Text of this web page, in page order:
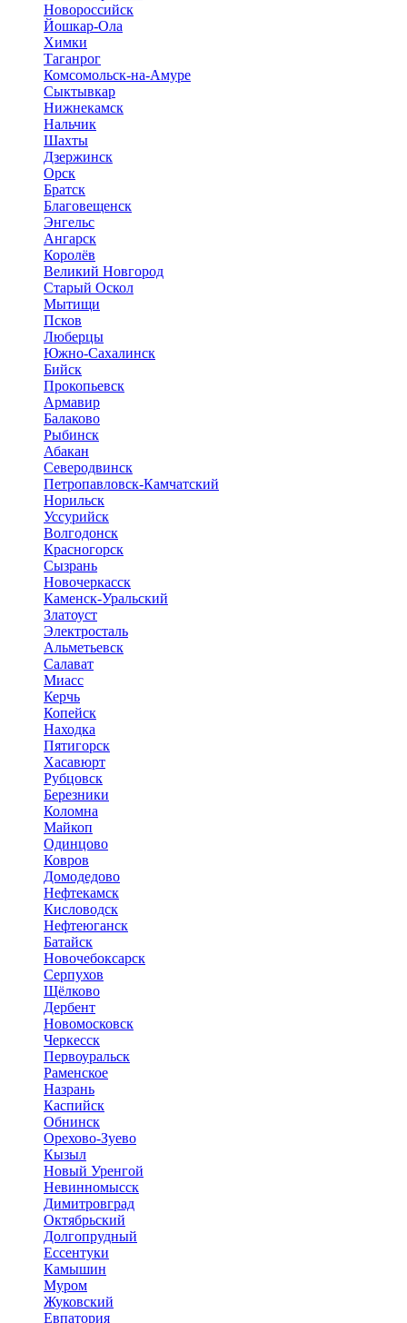
Новороссийск
Йошкар-Ола
Химки
Таганрог
Комсомольск-на-Амуре
Сыктывкар
Нижнекамск
Нальчик
Шахты
Дзержинск
Орск
Братск
Благовещенск
Энгельс
Ангарск
Королёв
Великий Новгород
Старый Оскол
Мытищи
Псков
Люберцы
Южно-Сахалинск
Бийск
Прокопьевск
Армавир
Балаково
Рыбинск
Абакан
Северодвинск
Петропавловск-Камчатский
Норильск
Уссурийск
Волгодонск
Красногорск
Сызрань
Новочеркасск
Каменск-Уральский
Златоуст
Электросталь
Альметьевск
Салават
Миасс
Керчь
Копейск
Находка
Пятигорск
Хасавюрт
Рубцовск
Березники
Коломна
Майкоп
Одинцово
Ковров
Домодедово
Нефтекамск
Кисловодск
Нефтеюганск
Батайск
Новочебоксарск
Серпухов
Щёлково
Дербент
Новомосковск
Черкесск
Первоуральск
Раменское
Назрань
Каспийск
Обнинск
Орехово-Зуево
Кызыл
Новый Уренгой
Невинномысск
Димитровград
Октябрьский
Долгопрудный
Ессентуки
Камышин
Муром
Жуковский
Евпатория